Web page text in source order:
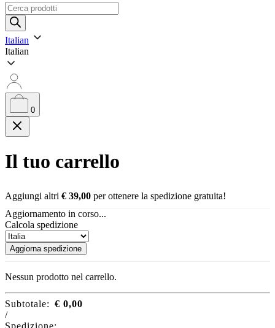
Ricerca
prodotti
Italian
Italian
0
Il tuo carrello
Aggiungi altri € 39,00 per ottenere la spedizione gratuita!
Aggiornamento in corso...
Calcola spedizione
Aggiorna spedizione
Nessun prodotto nel carrello.
Subtotale: € 0,00
/